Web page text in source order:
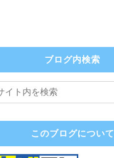
ブログ内検索
このブログについて